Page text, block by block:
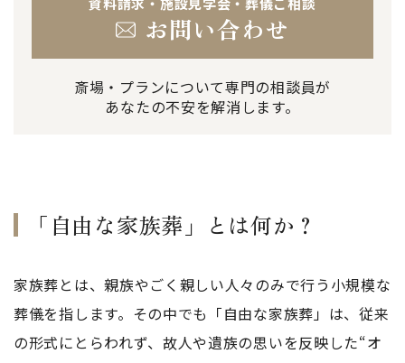
お問い合わせ
斎場・プランについて専門の相談員が
あなたの不安を解消します。
「自由な家族葬」とは何か？
家族葬とは、親族やごく親しい人々のみで行う小規模な
葬儀を指します。その中でも「自由な家族葬」は、従来
の形式にとらわれず、故人や遺族の思いを反映した“オ